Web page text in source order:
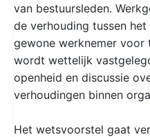
van bestuursleden.
de verhouding tussen
gewone werknemer voor
wordt wettelijk
openheid en discussie
verhoudingen binnen
Het wetsvoorstel gaat